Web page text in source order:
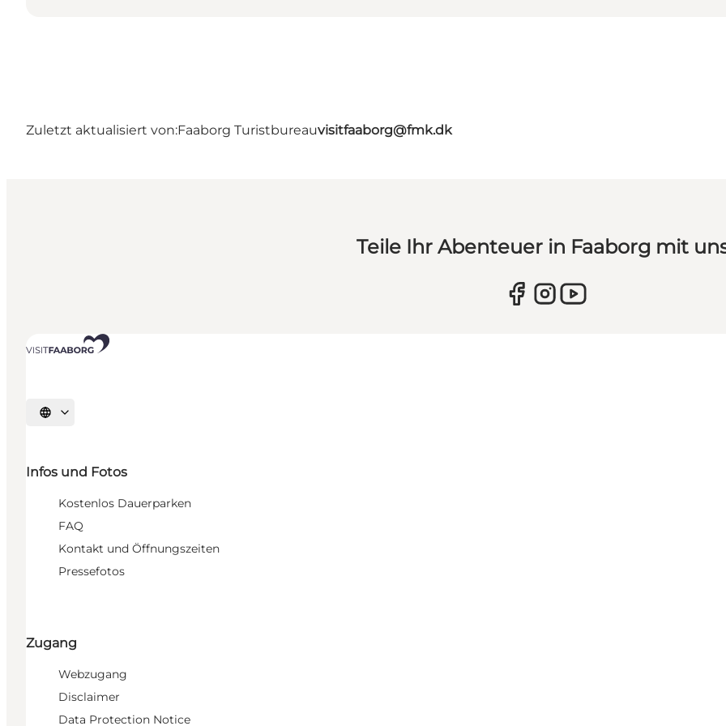
Zuletzt aktualisiert von:Faaborg Turistbureauvisitfaaborg@fmk.dk
Teile Ihr Abenteuer in Faaborg mit
Sprache auswählen
Infos und Fotos
Kostenlos Dauerparken
FAQ
Kontakt und Öffnungszeiten
Pressefotos
Zugang
Webzugang
Disclaimer
Data Protection Notice